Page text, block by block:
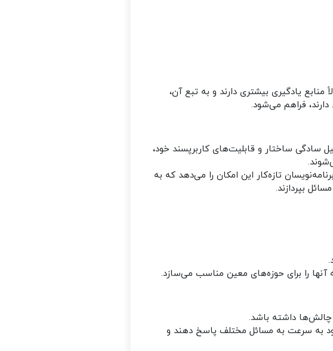
منابع یادگیری بیشتری دارند و به تبع آن،
فراهم می‌شود.
سادگی ساختار و قابلیت‌های کاربرپسند خود،
تازه‌کار این امکان را می‌دهد که به
بپردازند.
آنها را برای حوزه‌های معین مناسب می‌سازد.
چالش‌ها داشته باشد.
بود به سرعت به مسائل مختلف پاسخ دهند و